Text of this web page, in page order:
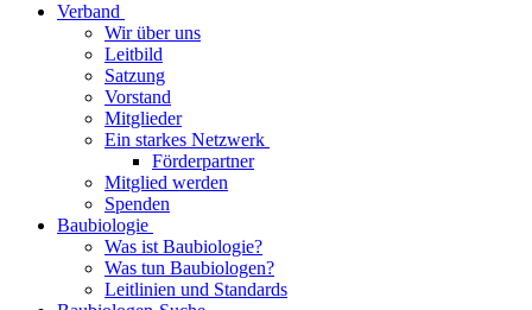
Verband
Wir über uns
Leitbild
Satzung
Vorstand
Mitglieder
Ein starkes Netzwerk
Förderpartner
Mitglied werden
Spenden
Baubiologie
Was ist Baubiologie?
Was tun Baubiologen?
Leitlinien und Standards